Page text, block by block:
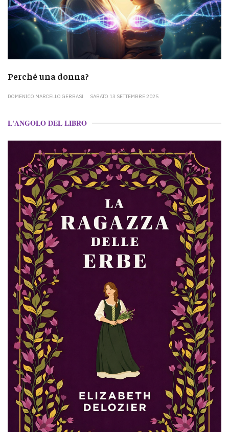
Perché una donna?
DOMENICO MARCELLO GERBASI SABATO 13 SETTEMBRE 2025
L'ANGOLO DEL LIBRO